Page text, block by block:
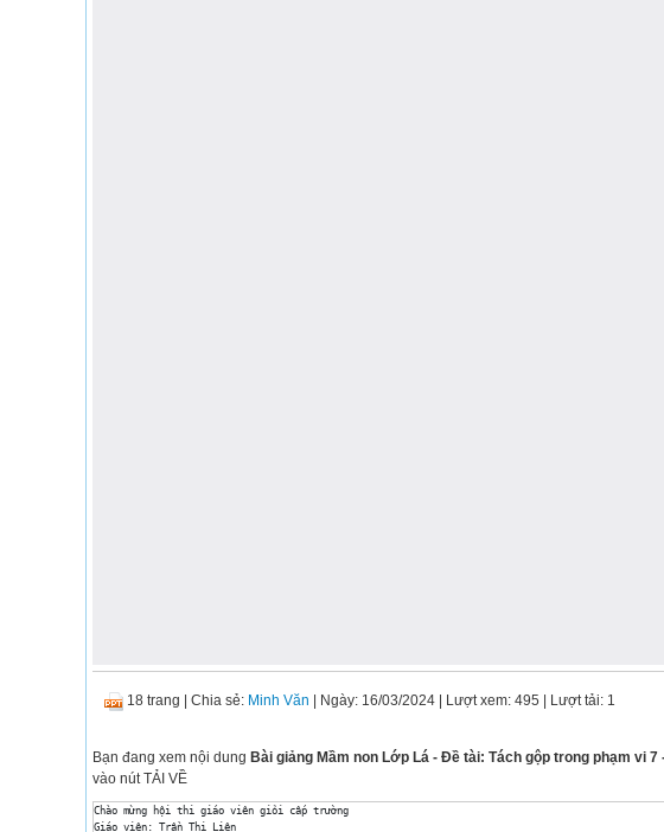
18 trang Chia sẻ: Minh Văn | Ngày: 16/03/2024 | Lượt xem: 495 | Lượt tải: 1
Bạn đang xem nội dung Bài giảng Mầm non Lớp Lá - Đề tài: Tách gộp trong phạm vi 7
vào nút TẢI VỀ
Chào mừng hội thi giáo viên giỏi cấp trường
Giáo viên: Trần Thị Liên